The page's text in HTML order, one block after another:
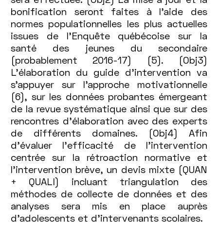
les
mécanismes
de
changement
bonification seront faites à l’aide des
normes populationnelles les plus actuelles
issues de l'Enquête québécoise sur la
santé des jeunes du secondaire
(probablement 2016-17) (5). (Obj3)
L’élaboration du guide d’intervention va
s’appuyer sur l’approche motivationnelle
(6), sur les données probantes émergeant
de la revue systématique ainsi que sur des
rencontres d’élaboration avec des experts
de différents domaines. (Obj4) Afin
d’évaluer l’efficacité de l’intervention
centrée sur la rétroaction normative et
l’intervention brève, un devis mixte (QUAN
+ QUALI) incluant triangulation des
méthodes de collecte de données et des
analyses sera mis en place auprès
d’adolescents et d’intervenants scolaires.